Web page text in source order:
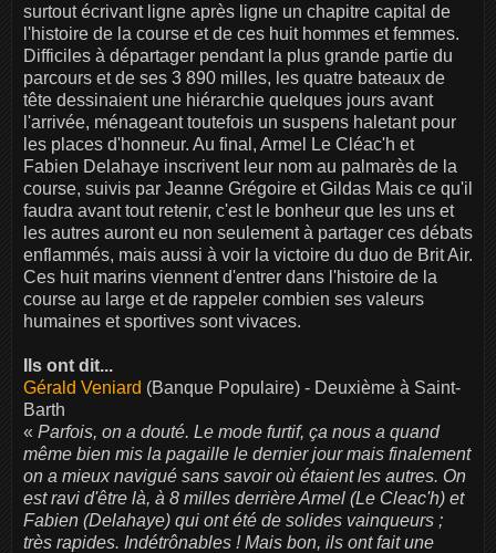
surtout écrivant ligne après ligne un chapitre capital de
l'histoire de la course et de ces huit hommes et femmes.
Difficiles à départager pendant la plus grande partie du
parcours et de ses 3 890 milles, les quatre bateaux de
tête dessinaient une hiérarchie quelques jours avant
l'arrivée, ménageant toutefois un suspens haletant pour
les places d'honneur. Au final, Armel Le Cléac'h et
Fabien Delahaye inscrivent leur nom au palmarès de la
course, suivis par Jeanne Grégoire et Gildas Mais ce qu'il
faudra avant tout retenir, c'est le bonheur que les uns et
les autres auront eu non seulement à partager ces débats
enflammés, mais aussi à voir la victoire du duo de Brit Air.
Ces huit marins viennent d'entrer dans l'histoire de la
course au large et de rappeler combien ses valeurs
humaines et sportives sont vivaces.
Ils ont dit...
Gérald Veniard (Banque Populaire) - Deuxième à Saint-
Barth
« Parfois, on a douté. Le mode furtif, ça nous a quand
même bien mis la pagaille le dernier jour mais finalement
on a mieux navigué sans savoir où étaient les autres. On
est ravi d'être là, à 8 milles derrière Armel (Le Cleac'h) et
Fabien (Delahaye) qui ont été de solides vainqueurs ;
très rapides. Indétrônables ! Mais bon, ils ont fait une